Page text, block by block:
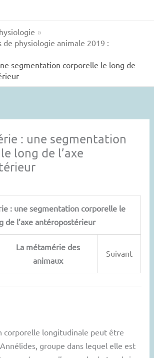
de physiologie animale 2019 :
segmentation corporelle le long de
: une segmentation
long de l’axe
: une segmentation corporelle le
de l’axe antéropostérieur
La métamérie des
animaux
Suivant
corporelle longitudinale peut être
groupe dans lequel elle est